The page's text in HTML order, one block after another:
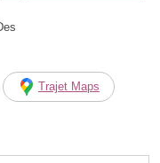
Trajet Maps